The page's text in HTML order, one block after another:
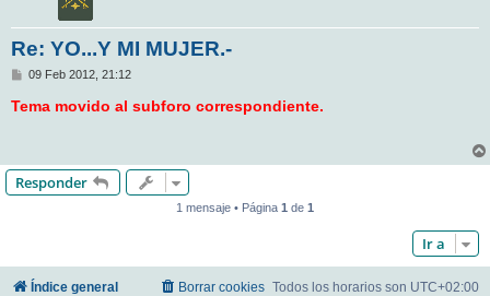
Re: YO...Y MI MUJER.-
M
n
s
09 Feb 2012, 21:12
Tema movido al subforo correspondiente.
Responder
1 mensaje • Página 1 de 1
Ir a
Índice general Todos los horarios son UTC+02:00
Borrar cookies